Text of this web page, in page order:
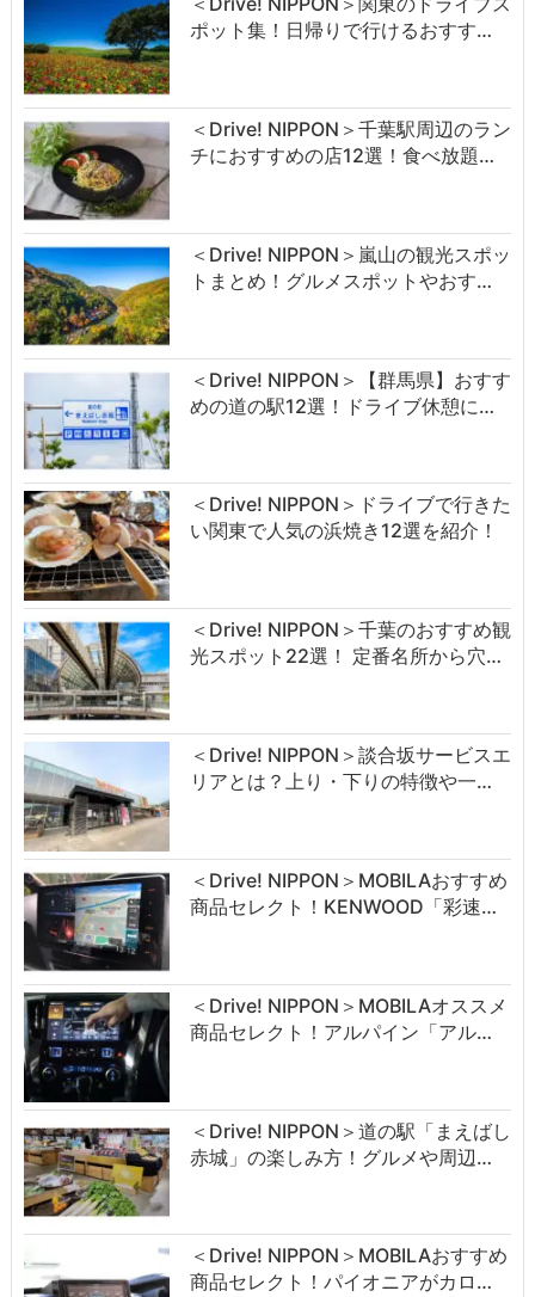
ポット集！日帰りで行けるおすす…
＜Drive! NIPPON＞千葉駅周辺のラン
チにおすすめの店12選！食べ放題…
＜Drive! NIPPON＞嵐山の観光スポッ
トまとめ！グルメスポットやおす…
＜Drive! NIPPON＞【群馬県】おすす
めの道の駅12選！ドライブ休憩に…
＜Drive! NIPPON＞ドライブで行きた
い関東で人気の浜焼き12選を紹介！
＜Drive! NIPPON＞千葉のおすすめ観
光スポット22選！ 定番名所から穴…
＜Drive! NIPPON＞談合坂サービスエ
リアとは？上り・下りの特徴や一…
＜Drive! NIPPON＞MOBILAおすすめ
商品セレクト！KENWOOD「彩速…
＜Drive! NIPPON＞MOBILAオススメ
商品セレクト！アルパイン「アル…
＜Drive! NIPPON＞道の駅「まえばし
赤城」の楽しみ方！グルメや周辺…
＜Drive! NIPPON＞MOBILAおすすめ
商品セレクト！パイオニアがカロ…